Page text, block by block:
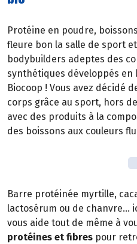
Protéine en poudre,
fleure bon la salle de sport
bodybuilders adeptes des
synthétiques développés en
Biocoop ! Vous avez décidé
corps grâce au sport, hors
avec des produits à la
des boissons aux couleurs
Barre protéinée myrtille,
lactosérum ou de chanvre…
vous aide tout de même à
protéines et fibres pour